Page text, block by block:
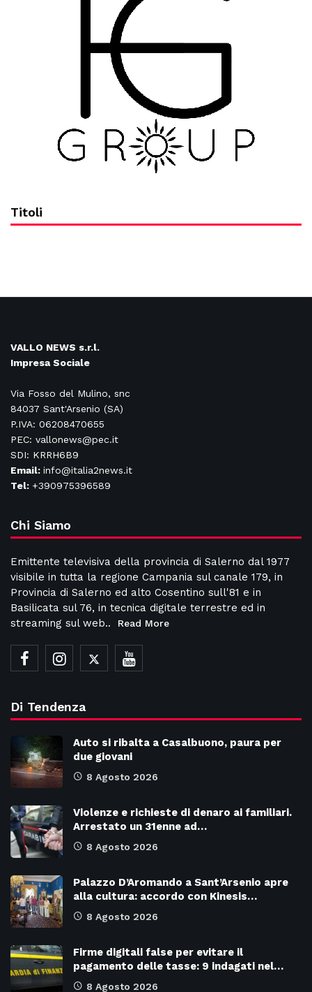
Titoli
VALLO NEWS s.r.l.
Impresa Sociale
Via Fosso del Mulino, snc
84037 Sant'Arsenio (SA)
P.IVA: 06208470655
PEC: vallonews@pec.it
SDI: KRRH6B9
Email: info@italia2news.it
Tel: +390975396589
Chi Siamo
Emittente televisiva della provincia di Salerno dal 1977
visibile in tutta la regione Campania sul canale 179, in
Provincia di Salerno ed alto Cosentino sull'81 e in
Basilicata sul 76, in tecnica digitale terrestre ed in
streaming sul web..
Read More
Di Tendenza
Auto si ribalta a Casalbuono, paura per
due giovani
8 Agosto 2026
Violenze e richieste di denaro ai familiari.
Arrestato un 31enne ad…
8 Agosto 2026
Palazzo D’Aromando a Sant’Arsenio apre
alla cultura: accordo con Kinesis…
8 Agosto 2026
Firme digitali false per evitare il
pagamento delle tasse: 9 indagati nel…
8 Agosto 2026